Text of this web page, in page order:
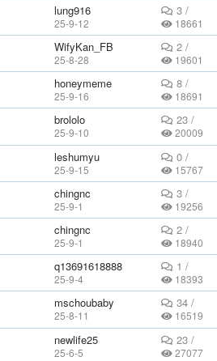
lung916
25-9-12
3 /
18661
WifyKan_FB
25-8-28
2 /
19601
honeymeme
25-9-16
8 /
18691
brololo
25-9-10
23 /
20009
leshumyu
25-9-15
0 /
15767
chingnc
25-9-1
3 /
19256
chingnc
25-9-1
2 /
18940
q13691618888
25-9-4
1 /
18393
mschoubaby
25-8-11
34 /
16519
newlife25
25-6-5
23 /
27077